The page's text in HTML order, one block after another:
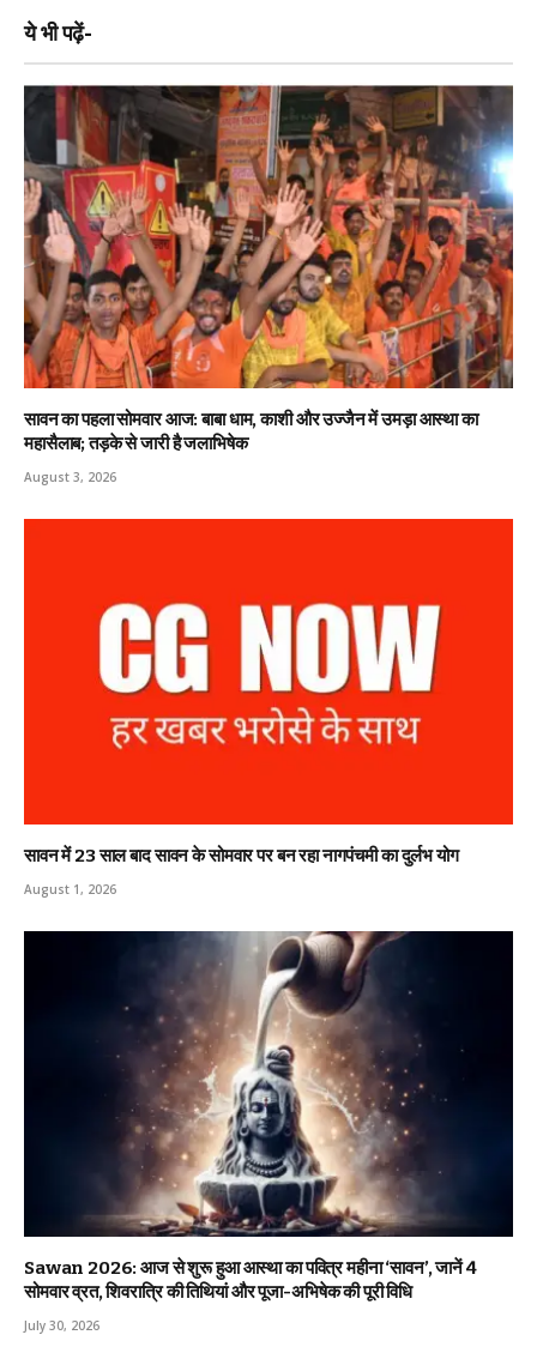
ये भी पढ़ें-
सावन का पहला सोमवार आज: बाबा धाम, काशी और उज्जैन में उमड़ा आस्था का
महासैलाब; तड़के से जारी है जलाभिषेक
August 3, 2026
सावन में 23 साल बाद सावन के सोमवार पर बन रहा नागपंचमी का दुर्लभ योग
August 1, 2026
Sawan 2026: आज से शुरू हुआ आस्था का पवित्र महीना ‘सावन’, जानें 4
सोमवार व्रत, शिवरात्रि की तिथियां और पूजा-अभिषेक की पूरी विधि
July 30, 2026